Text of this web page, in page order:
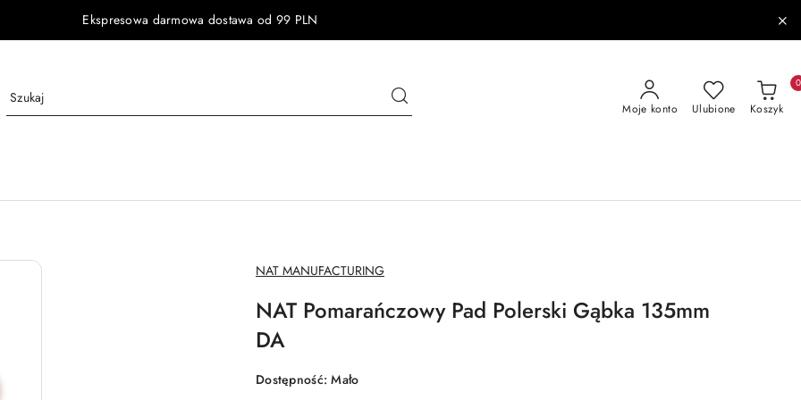
Ekspresowa darmowa dostawa od 99 PLN
Moje konto Ulubione Koszyk
0
NAZWA
PRODUCENTA:
NAT MANUFACTURING
NAT Pomarańczowy Pad Polerski Gąbka 135mm
DA
Dostępność:Mało